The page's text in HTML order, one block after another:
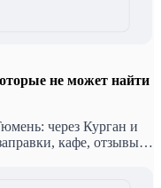
не может найти
через Курган и
кафе, отзывы